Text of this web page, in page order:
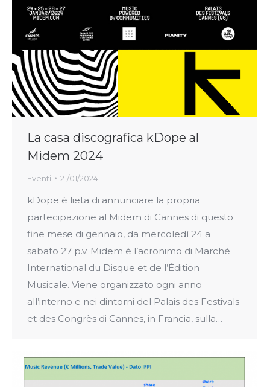
La casa discografica kDope al
Midem 2024
Eventi 21/01/2024
kDope è lieta di annunciare la propria
partecipazione al Midem di Cannes di questo
fine mese di gennaio, da mercoledì 24 a
sabato 27 p.v. Midem è l’acronimo di Marché
International du Disque et de l’Édition
Musicale. Viene organizzato ogni anno
all’interno e nei dintorni del Palais des Festivals
et des Congrès di Cannes, in Francia, sulla…